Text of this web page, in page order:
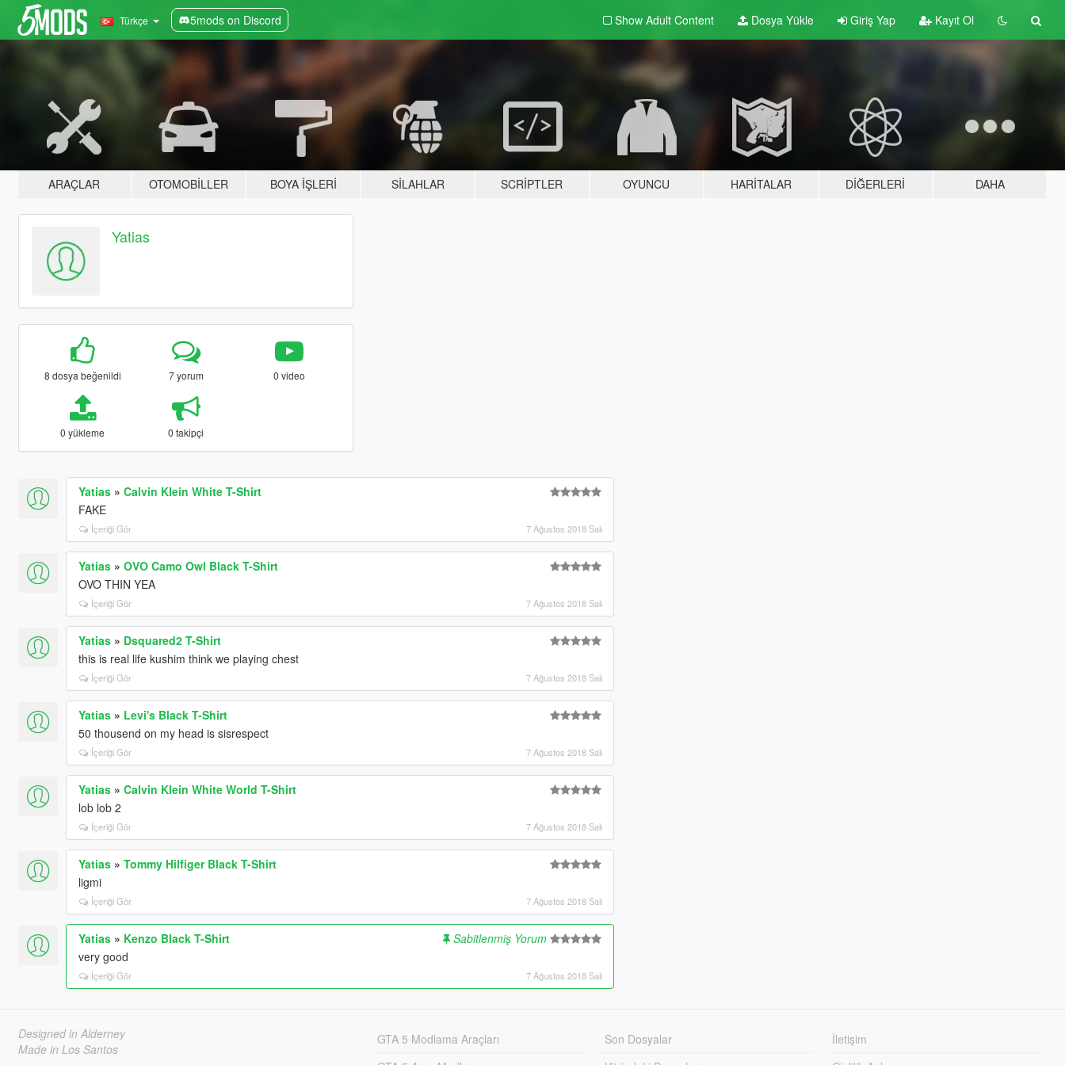
Türkçe 5mods on Discord Show Adult Content Dosya Yükle Giriş Yap Kayıt Ol
ARAÇLAR OTOMOBILLER BOYA İŞLERI SILAHLAR SCRIPTLER OYUNCU HARITALAR DIĞERLERI DAHA
Yatias
8 dosya beğenildi 7 yorum 0 video
0 yükleme 0 takipçi
Yatias» Calvin Klein White T-Shirt
FAKE
İçeriği Gör 7 Ağustos 2018 Salı
Yatias» OVO Camo Owl Black T-Shirt
OVO THIN YEA
İçeriği Gör 7 Ağustos 2018 Salı
Yatias» Dsquared2 T-Shirt
this is real life kushim think we playing chest
İçeriği Gör 7 Ağustos 2018 Salı
Yatias» Levi's Black T-Shirt
50 thousend on my head is sisrespect
İçeriği Gör 7 Ağustos 2018 Salı
Yatias» Calvin Klein White World T-Shirt
lob lob 2
İçeriği Gör 7 Ağustos 2018 Salı
Yatias» Tommy Hilfiger Black T-Shirt
ligmi
İçeriği Gör 7 Ağustos 2018 Salı
Yatias» Kenzo Black T-Shirt
Sabitlenmiş Yorum
very good
İçeriği Gör 7 Ağustos 2018 Salı
Designed in Alderney
Made in Los Santos
GTA 5 Modlama Araçları
Son Dosyalar
İletişim